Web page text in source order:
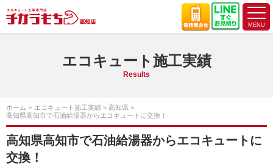
エコキュート施工実績
Results
ホーム エコキュート施工実績
高知県
高知県高知市で石油給湯器からエコキュートに交換！
高知県高知市で石油給湯器からエコキュートに
交換！